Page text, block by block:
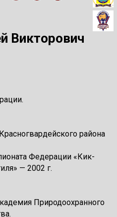
Викторович
района
Федерации «Кик-
— 2002 г.
Природоохранного